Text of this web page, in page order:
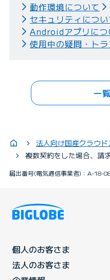
動作環境について
セキュリティについ
Androidアプリにつ
使用中の疑問・ト
一
法人向け国産クラウ
複数契約をした場合、請
届出番号(電気通信事業者)：A-18-
個人のお客さま
法人のお客さま